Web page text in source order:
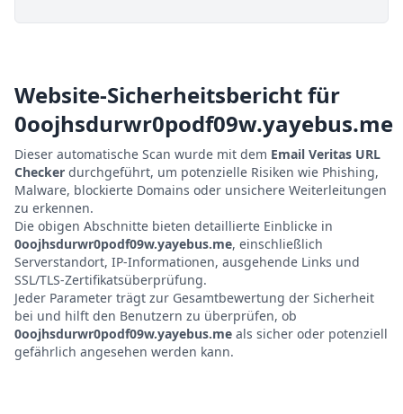
Website-Sicherheitsbericht für
0oojhsdurwr0podf09w.yayebus.me
Dieser automatische Scan wurde mit dem Email Veritas URL
Checker durchgeführt, um potenzielle Risiken wie Phishing,
Malware, blockierte Domains oder unsichere Weiterleitungen
zu erkennen.
Die obigen Abschnitte bieten detaillierte Einblicke in
0oojhsdurwr0podf09w.yayebus.me, einschließlich
Serverstandort, IP-Informationen, ausgehende Links und
SSL/TLS-Zertifikatsüberprüfung.
Jeder Parameter trägt zur Gesamtbewertung der Sicherheit
bei und hilft den Benutzern zu überprüfen, ob
0oojhsdurwr0podf09w.yayebus.me als sicher oder potenziell
gefährlich angesehen werden kann.